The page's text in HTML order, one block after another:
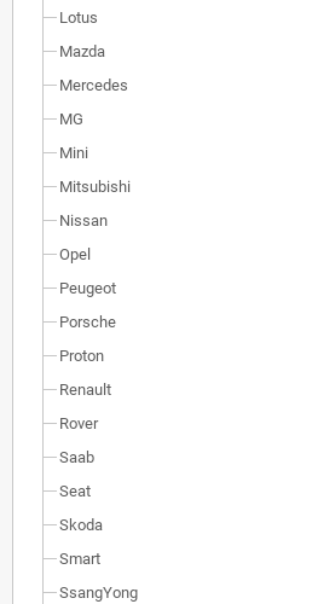
Lotus
Mazda
Mercedes
MG
Mini
Mitsubishi
Nissan
Opel
Peugeot
Porsche
Proton
Renault
Rover
Saab
Seat
Skoda
Smart
SsangYong